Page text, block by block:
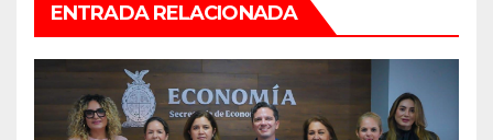
ENTRADA RELACIONADA